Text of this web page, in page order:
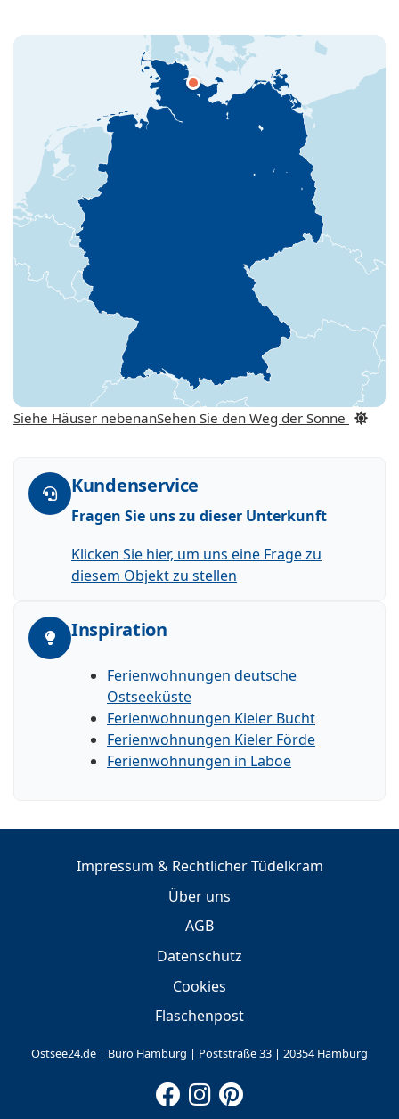
Siehe Häuser nebenanSehen Sie den Weg der Sonne
Kundenservice
Fragen Sie uns zu dieser Unterkunft
Klicken Sie hier, um uns eine Frage zu
diesem Objekt zu stellen
Inspiration
Ferienwohnungen deutsche
Ostseeküste
Ferienwohnungen Kieler Bucht
Ferienwohnungen Kieler Förde
Ferienwohnungen in Laboe
Impressum & Rechtlicher Tüdelkram
Über uns
AGB
Datenschutz
Cookies
Flaschenpost
Ostsee24.de | Büro Hamburg | Poststraße 33 | 20354 Hamburg